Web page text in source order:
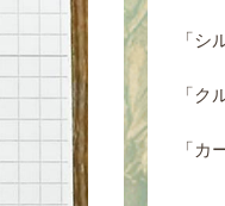
「シ
「ク
「カ